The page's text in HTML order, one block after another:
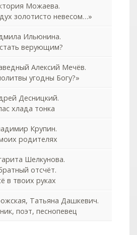
Можаева.
золотисто невесом…»
Ильюнина.
верующим?
Алексий Мечёв.
угодны Богу?»
Десницкий.
хлада тонка
Крупин.
родителях
Шелкунова.
отсчёт.
в твоих руках
Татьяна Дашкевич.
поэт, песнопевец